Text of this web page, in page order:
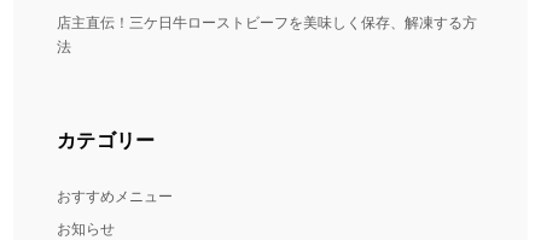
店主直伝！三ケ日牛ローストビーフを美味しく保存、解凍する方
法
カテゴリー
おすすめメニュー
お知らせ